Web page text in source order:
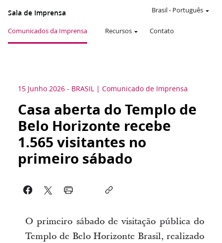
Sala de Imprensa
Comunicados da Imprensa Recursos Contato
Brasil- Português
15 Junho 2026 - BRASIL Comunicado de Imprensa
Casa aberta do Templo de
Belo Horizonte recebe
1.565 visitantes no
primeiro sábado
O primeiro sábado de visitação pública do
Templo de Belo Horizonte Brasil, realizado